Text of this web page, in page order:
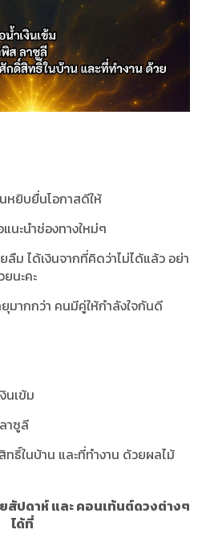
หยิบยื่นโอกาสดีให้
ะนำช่องทางใหม่ๆ
ลืม ได้เงินจากที่คิดว่าไม่ได้แล้ว อย่า
นะคะ
มากกว่า คนมีคู่ให้กำลังใจกันดี
นเข้ม
าซูลี
ทธิ์ในบ้าน และที่ทำงาน ด้วยผลไม้
สัปดาห์ และ คอนเท้นต์ดวงต่างๆ
ได้ที่